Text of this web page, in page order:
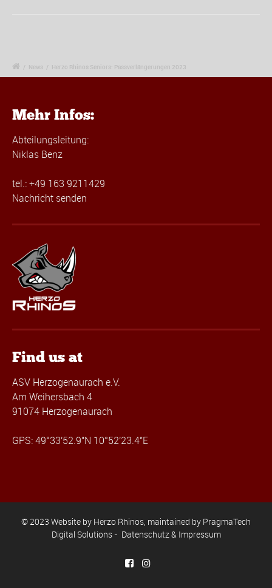
/ News / Herzo Rhinos Seniors: Passverlängerungen 2023
Mehr Infos:
Abteilungsleitung:
Niklas Benz
tel.: +49 163 9211429
Nachricht senden
Find us at
ASV Herzogenaurach e.V.
Am Weihersbach 4
91074 Herzogenaurach
GPS: 49°33'52.9"N 10°52'23.4"E
© 2023 Website by Herzo Rhinos, maintained by PragmaTech
Digital Solutions- Datenschutz & Impressum